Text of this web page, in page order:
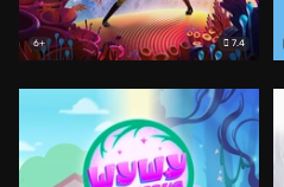
6+ 7.4